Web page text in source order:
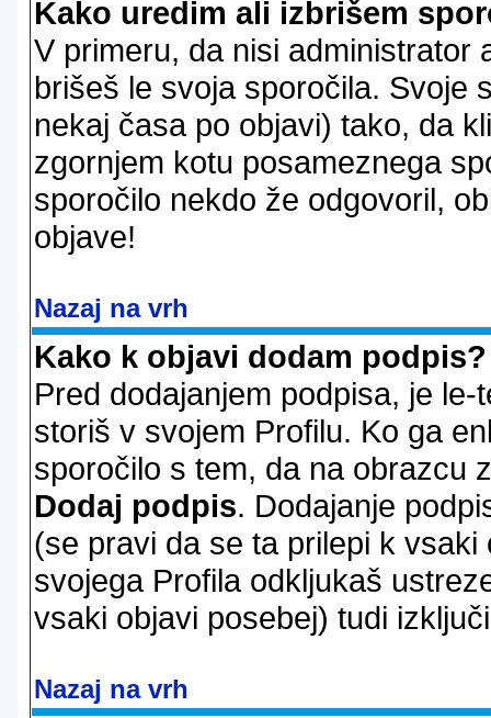
Kako uredim ali izbrišem
V primeru, da nisi administrator
brišeš le svoja sporočila. Svoje
nekaj časa po objavi) tako, da
zgornjem kotu posameznega
sporočilo nekdo že odgovoril,
objave!
Nazaj na vrh
Kako k objavi dodam podpis?
Pred dodajanjem podpisa, je
storiš v svojem Profilu. Ko ga
sporočilo s tem, da na obrazcu
Dodaj podpis. Dodajanje
(se pravi da se ta prilepi k
svojega Profila odkljukaš
vsaki objavi posebej) tudi
Nazaj na vrh